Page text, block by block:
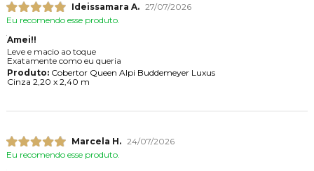
Ideissamara A. 27/07/2026
Eu recomendo esse produto.
Amei!!
Leve e macio ao toque
Exatamente como eu queria
Produto:Cobertor Queen Alpi Buddemeyer Luxus
Cinza 2,20 x 2,40 m
Marcela H. 24/07/2026
Eu recomendo esse produto.